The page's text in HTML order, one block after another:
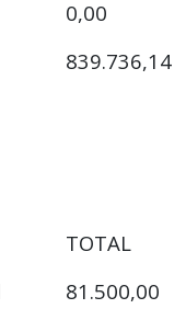
0,00
839.736,14
TOTAL
81.500,00